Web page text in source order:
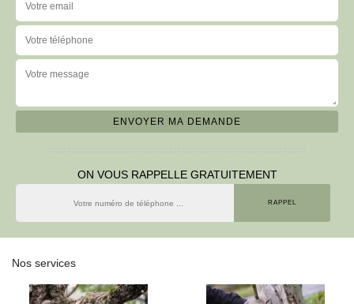
ON VOUS RAPPELLE GRATUITEMENT
Nos services